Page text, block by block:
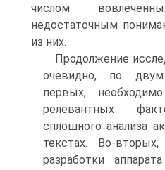
числом
недостаточным
из них.
Продолжение
очевидно, по
первых,
релевантных
сплошного анализа
текстах. Во-
разработки